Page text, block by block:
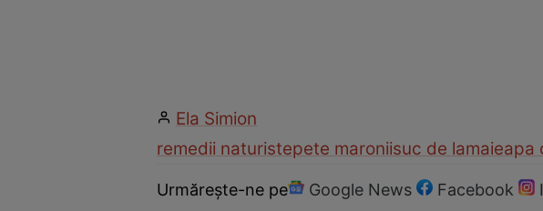
Ela Simion
remedii naturistepete maroniisuc de lamaieapa
Urmărește-ne pe Google News Facebook